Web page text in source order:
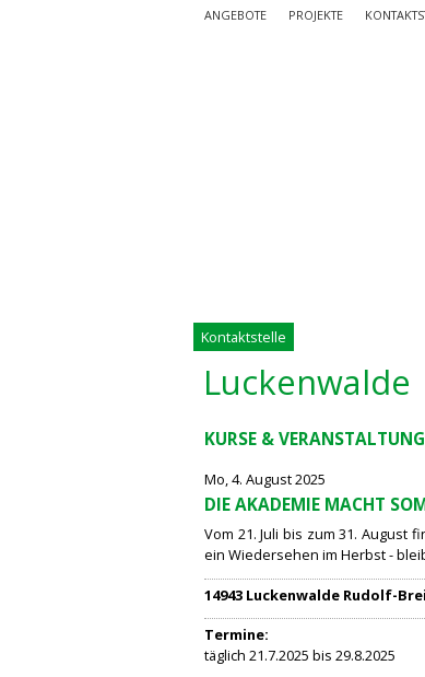
ANGEBOTE PROJEKTE
Kontaktstelle
Luckenwalde
KURSE &
Mo, 4. August 2025
DIE AKADEMIE MACHT
Vom 21. Juli bis zum 31.
ein Wiedersehen im Herbst -
14943 Luckenwalde Rudolf-
Termine:
täglich 21.7.2025 bis 29.8.2025